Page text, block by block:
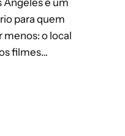
para quem
menos: o local
filmes…